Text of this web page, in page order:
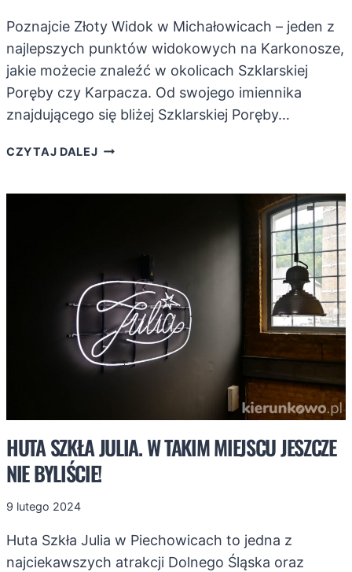
Poznajcie Złoty Widok w Michałowicach – jeden z
najlepszych punktów widokowych na Karkonosze,
jakie możecie znaleźć w okolicach Szklarskiej
Poręby czy Karpacza. Od swojego imiennika
znajdującego się bliżej Szklarskiej Poręby…
CZYTAJ DALEJZŁOTY
ZDJĘCIA)
HUTA SZKŁA JULIA. W TAKIM MIEJSCU JESZCZE
NIE BYLIŚCIE!
9 lutego 2024
Huta Szkła Julia w Piechowicach to jedna z
najciekawszych atrakcji Dolnego Śląska oraz